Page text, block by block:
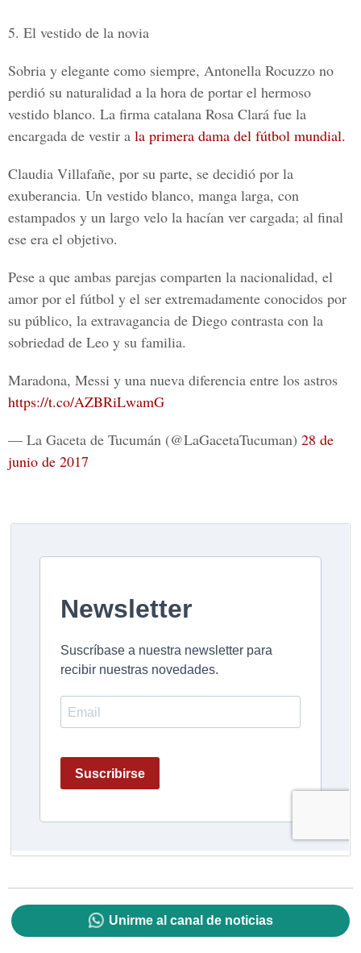
5. El vestido de la novia
Sobria y elegante como siempre, Antonella Rocuzzo no
perdió su naturalidad a la hora de portar el hermoso
vestido blanco. La firma catalana Rosa Clará fue la
encargada de vestir a la primera dama del fútbol mundial.
Claudia Villafañe, por su parte, se decidió por la
exuberancia. Un vestido blanco, manga larga, con
estampados y un largo velo la hacían ver cargada; al final
ese era el objetivo.
Pese a que ambas parejas comparten la nacionalidad, el
amor por el fútbol y el ser extremadamente conocidos por
su público, la extravagancia de Diego contrasta con la
sobriedad de Leo y su familia.
Maradona, Messi y una nueva diferencia entre los astros
https://t.co/AZBRiLwamG
— La Gaceta de Tucumán (@LaGacetaTucuman) 28 de
junio de 2017
Unirme al canal de noticias